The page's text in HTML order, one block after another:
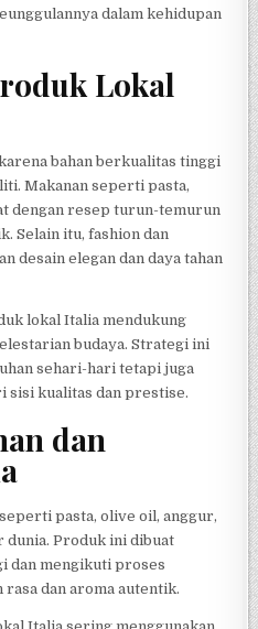
dalam kehidupan
Lokal
bahan berkualitas tinggi
Makanan seperti pasta,
dengan resep turun-temurun
Selain itu, fashion dan
desain elegan dan daya tahan
lokal Italia mendukung
budaya. Strategi ini
sehari-hari tetapi juga
sisi kualitas dan prestise.
dan
pasta, olive oil, anggur,
dunia. Produk ini dibuat
dan mengikuti proses
dan aroma autentik.